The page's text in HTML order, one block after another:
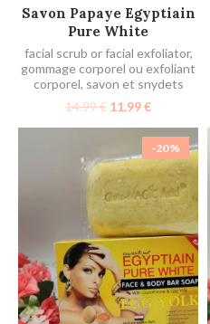
AJOUTER AU PANIER
Savon Papaye Egyptiain
Pure White
facial scrub or facial exfoliator,
gommage corporel ou exfoliant
corporel, savon et snydets
14.99€ 11.99€
-20%